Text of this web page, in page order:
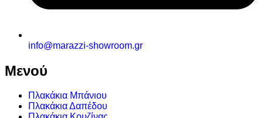
info@marazzi-showroom.gr
Μενού
Πλακάκια Μπάνιου
Πλακάκια Δαπέδου